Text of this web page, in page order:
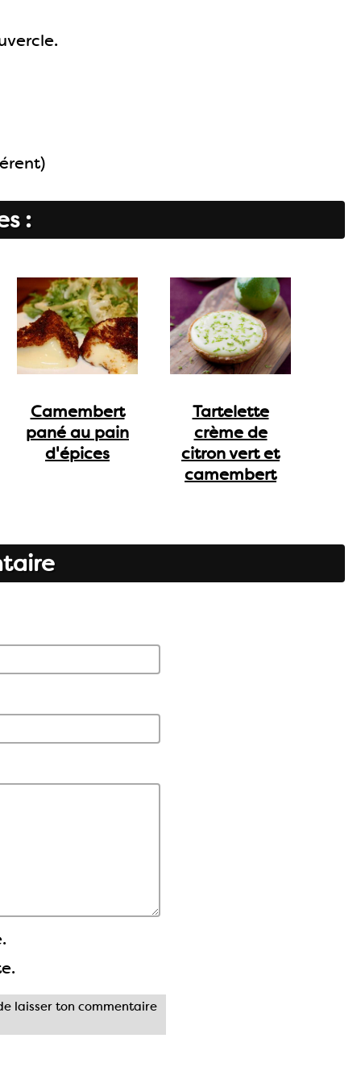
:
Camembert
pané au pain
d'épices
Tartelette
crème de
citron vert et
camembert
laisser ton commentaire